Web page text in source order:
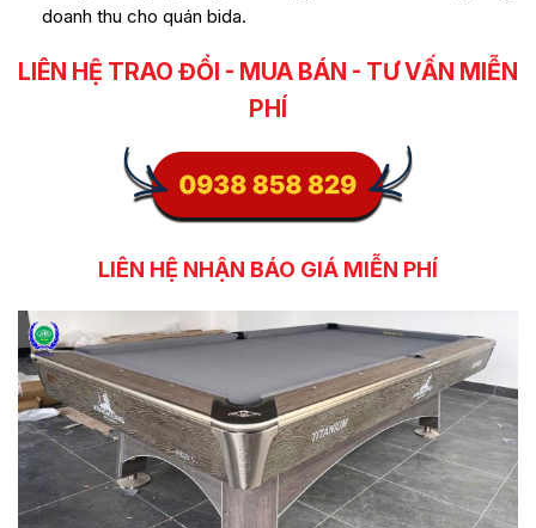
doanh thu cho quán bida.
LIÊN HỆ TRAO ĐỔI - MUA BÁN - TƯ VẤN MIỄN
PHÍ
LIÊN HỆ NHẬN BÁO GIÁ MIỄN PHÍ